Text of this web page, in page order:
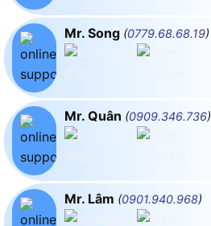
Mr. Song (0779.68.68.19)
Mr. Quân (0909.346.736)
Mr. Lâm (0901.940.968)